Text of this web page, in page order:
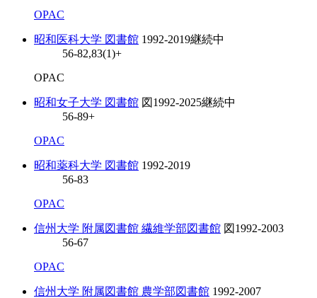
OPAC
昭和医科大学 図書館 1992-2019継続中
56-82,83(1)+
OPAC
昭和女子大学 図書館 図 1992-2025継続中
56-89+
OPAC
昭和薬科大学 図書館 1992-2019
56-83
OPAC
信州大学 附属図書館 繊維学部図書館 図 1992-2003
56-67
OPAC
信州大学 附属図書館 農学部図書館 1992-2007